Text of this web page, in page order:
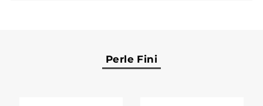
Perle Fini